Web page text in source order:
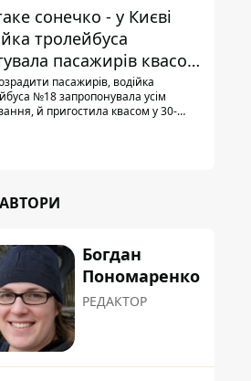
сонечко - у Києві
тролейбуса
пасажирів квасом
знеструмлення
пасажирів, водійка
№18 запропонувала усім
й пригостила квасом у 30-
Богдан
Пономаренко
РЕДАКТОР